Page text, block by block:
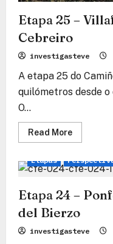
Etapa 25 –
Cebreiro
investigasteve
A etapa 25 do
quilómetros desde
O...
Read MoreRead
more
25
–
del
Bierzo
O
Cebreiro
Camiño Francés
Etapas
Etapa 24 –
del Bierzo
investigasteve